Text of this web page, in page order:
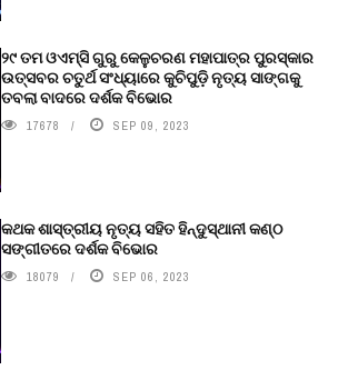
୨୯ ତମ ଓଏମ୍‌ସି ଗୁରୁ କେଳୁଚରଣ ମହାପାତ୍ର ପୁରସ୍କାର
ଉତ୍ସବର ଚତୁର୍ଥ ସଂଧ୍ୟାରେ କୁଚିପୁଡ଼ି ନୃତ୍ୟ ସାଙ୍ଗକୁ
ତବଲା ବାଦରେ ଦର୍ଶକ ବିଭୋର
17678 SEP 09, 2023
କଥକ ଶାସ୍ତ୍ରୀୟ ନୃତ୍ୟ ସହିତ ହିନ୍ଦୁସ୍ଥାନୀ କଣ୍ଠ
ସଙ୍ଗୀତରେ ଦର୍ଶକ ବିଭୋର
18079 SEP 06, 2023